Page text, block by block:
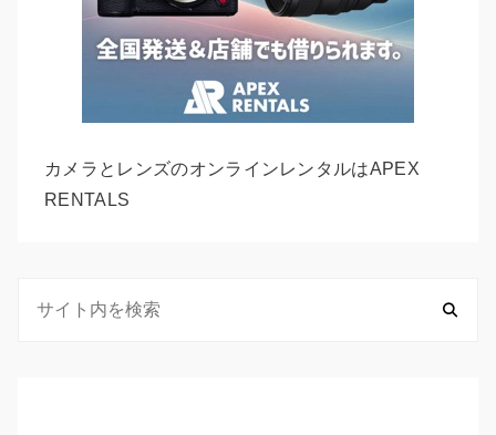
カメラとレンズのオンラインレンタルはAPEX
RENTALS